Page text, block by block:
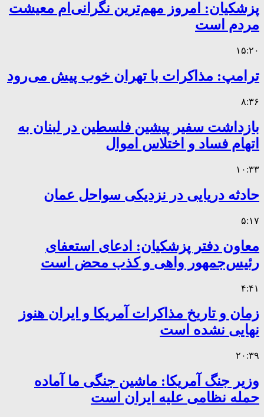
پزشکیان: امروز مهم‌ترین نگرانی‌ام معیشت
مردم است
۱۵:۲۰
ترامپ: مذاکرات با تهران خوب پیش می‌رود
۸:۳۶
بازداشت سفیر پیشین فلسطین در لبنان به
اتهام فساد و اختلاس اموال
۱۰:۳۳
حادثه دریایی در نزدیکی سواحل عمان
۵:۱۷
معاون دفتر پزشکیان: ادعای استعفای
رئیس‌جمهور واهی و کذب محض است
۴:۴۱
زمان و تاریخ مذاکرات آمریکا و ایران هنوز
نهایی نشده است
۲۰:۳۹
وزیر جنگ آمریکا: ماشین جنگی ما آماده
حمله نظامی علیه ایران است